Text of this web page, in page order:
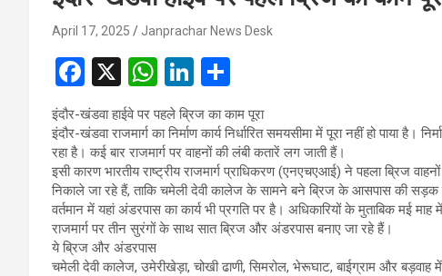
April 17, 2025 Janprachar News Desk
F
a
ce
b
o
o
k
X
W
h
at
s
A
p
Li
n
ke
dI
n
h
ar
e
इंदौर-खंडवा हाईवे पर पहले ब्रिज का काम पूरा
इंदौर-खंडवा राजमार्ग का निर्माण कार्य निर्धारित समयसीमा में पूरा नहीं हो पाया
रहा है। कई बार राजमार्ग पर वाहनों की लंबी कतारें लग जाती हैं।
इसी कारण भारतीय राष्ट्रीय राजमार्ग प्राधिकरण (एनएचएआई) ने पहला ब्रिज
निकाले जा रहे हैं, ताकि चमेली देवी कालेज के सामने बने ब्रिज के आसपास की
वर्तमान में यहां अंडरपास का कार्य भी प्रगति पर है। अधिकारियों के मुताबिक मई
राजमार्ग पर तीन सुरंगों के साथ सात ब्रिज और अंडरपास बनाए जा रहे हैं।
ये ब्रिज और अंडरपास
चमेली देवी कालेज, उमेरीखेड़ा, चोखी ढाणी, सिमरोल, भेरूघाट, बाईग्राम और